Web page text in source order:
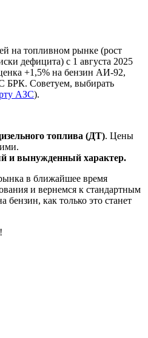
на топливном рынке (рост
дефицита) с 1 августа 2025
+1,5% на бензин АИ-92,
Советуем, выбирать
АЗС).
топлива (ДТ). Цены
и вынужденный характер.
в ближайшее время
и вернемся к стандартным
бензин, как только это станет